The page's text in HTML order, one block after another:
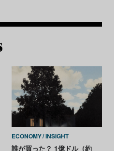
ECONOMY INSIGHT
誰が買った？ 1億ドル（約